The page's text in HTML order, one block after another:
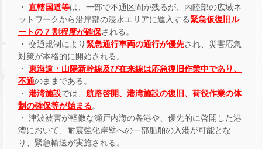
・ 直轄国道等は、一部で不通区間が残るが、 内陸部の広域ネ
ットワークから沿岸部の浸水エリアに進入する緊急仮復旧ル
ートの 7 割程度が確保される。
・ 交通規制により緊急通行車両の通行が優先され、災害応急
対策が本格的に開始される。
・ 東海道・山陽新幹線及び在来線は応急復旧作業中であり、
不通のままである。
・ 港湾施設では、 航路啓開、港湾施設の復旧、荷役作業の体
制の確保等が始まる。
・ 津波被害が軽微な瀬戸内海の各港や、優先的に啓開した港
湾において、耐震強化岸壁への一部船舶の入港が可能とな
り、緊急輸送が実施される。